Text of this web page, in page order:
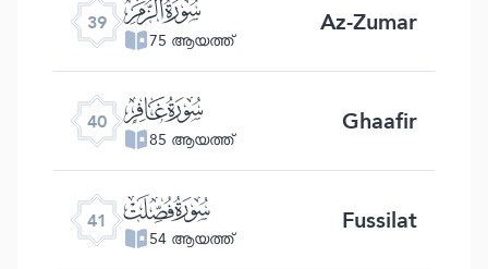
39
75 ആയത്ത് Az-Zumar
40 ﯕ
85 ആയത്ത് Ghaafir
41 ﯖ
54 ആയത്ത് Fussilat